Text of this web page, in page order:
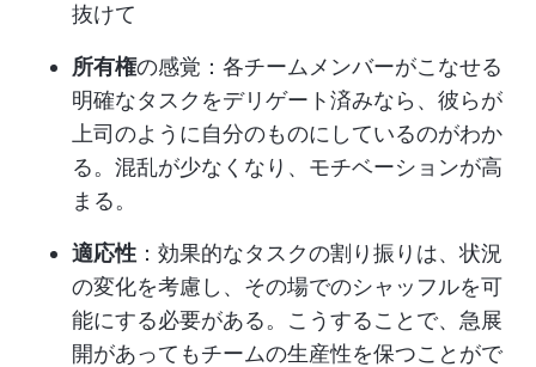
抜けて
所有権の感覚：各チームメンバーがこなせる
明確なタスクをデリゲート済みなら、彼らが
上司のように自分のものにしているのがわか
る。混乱が少なくなり、モチベーションが高
まる。
適応性 ：効果的なタスクの割り振りは、状況
の変化を考慮し、その場でのシャッフルを可
能にする必要がある。こうすることで、急展
開があってもチームの生産性を保つことがで